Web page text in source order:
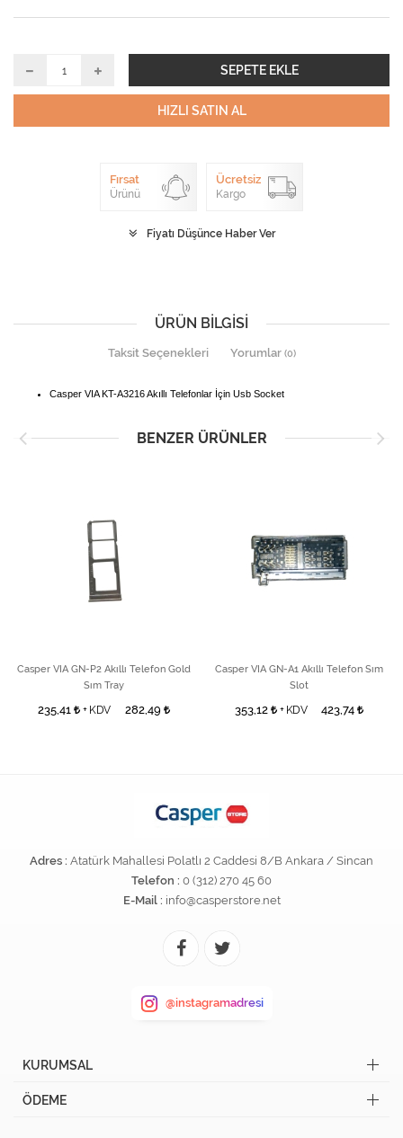
SEPETE EKLE
HIZLI SATIN AL
Fırsat
Ürünü
Ücretsiz
Kargo
Fiyatı Düşünce Haber Ver
ÜRÜN BILGISI
Taksit Seçenekleri Yorumlar (0)
Casper VIA KT-A3216 Akıllı Telefonlar İçin Usb Socket
BENZER ÜRÜNLER
Casper VIA GN-P2 Akıllı Telefon Gold
Sım Tray
235,41 + KDV 282,49
Casper VIA GN-A1 Akıllı Telefon Sım
Slot
353,12 + KDV 423,74
Adres : Atatürk Mahallesi Polatlı 2 Caddesi 8/B Ankara / Sincan
Telefon : 0 (312) 270 45 60
E-Mail : info@casperstore.net
@instagramadresi
KURUMSAL
ÖDEME